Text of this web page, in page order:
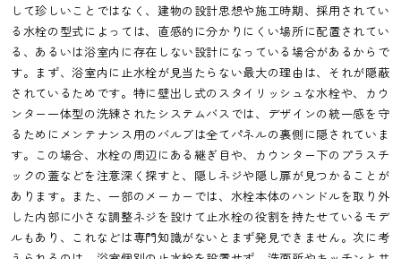
して珍しいことではなく、建物の設計思想や施工時期、採用されてい
る水栓の型式によっては、直感的に分かりにくい場所に配置されてい
る、あるいは浴室内に存在しない設計になっている場合があるからで
す。まず、浴室内に止水栓が見当たらない最大の理由は、それが隠蔽
されているためです。特に壁出し式のスタイリッシュな水栓や、カウ
ンター一体型の洗練されたシステムバスでは、デザインの統一感を守
るためにメンテナンス用のバルブは全てパネルの裏側に隠されていま
す。この場合、水栓の周辺にある継ぎ目や、カウンター下のプラスチ
ックの蓋などを注意深く探すと、隠しネジや隠し扉が見つかることが
あります。また、一部のメーカーでは、水栓本体のハンドルを取り外
した内部に小さな調整ネジを設けて止水栓の役割を持たせているモデ
ルもあり、これなどは専門知識がないとまず発見できません。次に考